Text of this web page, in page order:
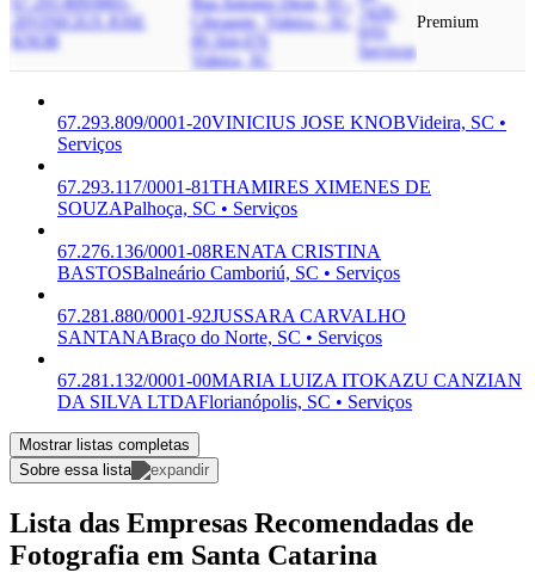
VINICIUS JOSE
Cibrazem, Videira - SC,
89.564-076
Videira, SC
7420-
Serviços
Premium
67.293.809/0001-20VINICIUS JOSE KNOBVideira, SC •
Serviços
67.293.117/0001-81THAMIRES XIMENES DE
SOUZAPalhoça, SC • Serviços
67.276.136/0001-08RENATA CRISTINA
BASTOSBalneário Camboriú, SC • Serviços
67.281.880/0001-92JUSSARA CARVALHO
SANTANABraço do Norte, SC • Serviços
67.281.132/0001-00MARIA LUIZA ITOKAZU CANZIAN
DA SILVA LTDAFlorianópolis, SC • Serviços
Mostrar listas completas
Sobre essa lista
Lista das Empresas Recomendadas de
Fotografia em Santa Catarina